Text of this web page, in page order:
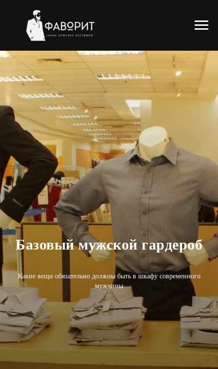
Базовый мужской гардероб
Какие вещи обязательно должны быть в шкафу современного
мужчины